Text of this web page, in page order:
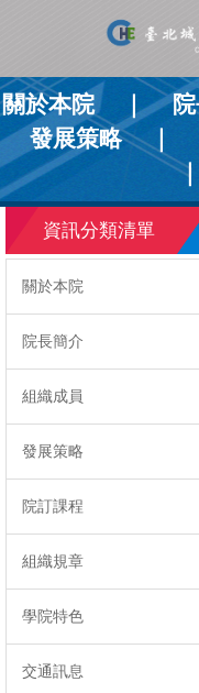
要
內
容
區
關於本院 ｜
發展策略 ｜
資訊分類清單
關於本院
院長簡介
組織成員
發展策略
院訂課程
組織規章
學院特色
交通訊息